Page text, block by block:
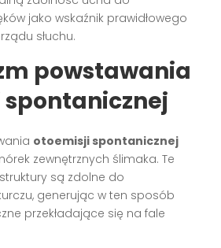
jako wskaźnik prawidłowego
słuchu.
powstawania
otoemisji spontanicznej
zewnętrznych ślimaka. Te
są zdolne do
generując w ten sposób
przekładające się na fale